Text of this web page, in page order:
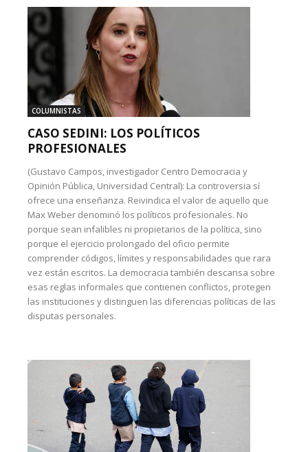
COLUMNISTAS
CASO SEDINI: LOS POLÍTICOS
PROFESIONALES
(Gustavo Campos, investigador Centro Democracia y
Opinión Pública, Universidad Central): La controversia sí
ofrece una enseñanza. Reivindica el valor de aquello que
Max Weber denominó los políticos profesionales. No
porque sean infalibles ni propietarios de la política, sino
porque el ejercicio prolongado del oficio permite
comprender códigos, límites y responsabilidades que rara
vez están escritos. La democracia también descansa sobre
esas reglas informales que contienen conflictos, protegen
las instituciones y distinguen las diferencias políticas de las
disputas personales.